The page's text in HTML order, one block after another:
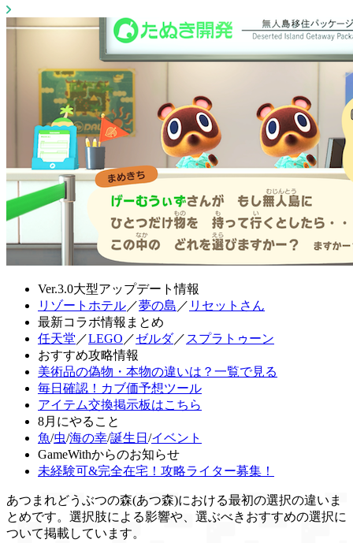
Ver.3.0大型アップデート情報
リゾートホテル／夢の島 ／ リセットさん
最新コラボ情報まとめ
任天堂 ／LEGO ／ゼルダ／ スプラトゥーン
おすすめ攻略情報
美術品の偽物・本物の違いは？一覧で見る
毎日確認！カブ価予想ツール
アイテム交換掲示板はこちら
8月にやること
魚/虫/海の幸/誕生日 /イベント
GameWithからのお知らせ
未経験可&完全在宅！攻略ライター募集！
あつまれどうぶつの森(あつ森)における最初の選択の違いま
とめです。選択肢による影響や、選ぶべきおすすめの選択に
ついて掲載しています。